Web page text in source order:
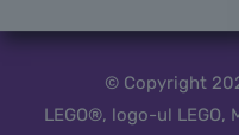
© Copyright
LEGO®, logo-ul